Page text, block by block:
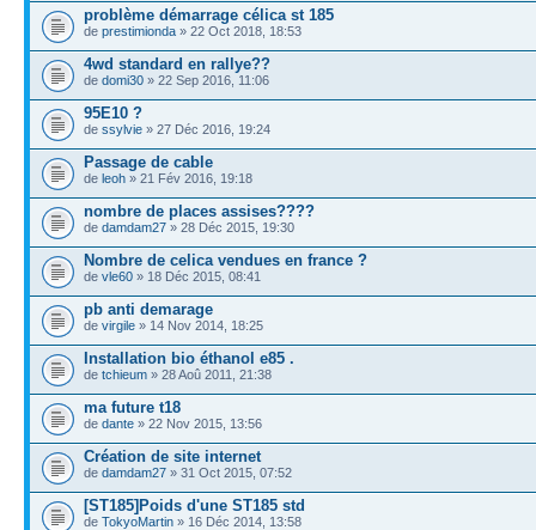
problème démarrage célica st 185
de prestimionda » 22 Oct 2018, 18:53
4wd standard en rallye??
de domi30 » 22 Sep 2016, 11:06
95E10 ?
de ssylvie » 27 Déc 2016, 19:24
Passage de cable
de leoh » 21 Fév 2016, 19:18
nombre de places assises????
de damdam27 » 28 Déc 2015, 19:30
Nombre de celica vendues en france ?
de vle60 » 18 Déc 2015, 08:41
pb anti demarage
de virgile » 14 Nov 2014, 18:25
Installation bio éthanol e85 .
de tchieum » 28 Aoû 2011, 21:38
ma future t18
de dante » 22 Nov 2015, 13:56
Création de site internet
de damdam27 » 31 Oct 2015, 07:52
[ST185]Poids d'une ST185 std
de TokyoMartin » 16 Déc 2014, 13:58